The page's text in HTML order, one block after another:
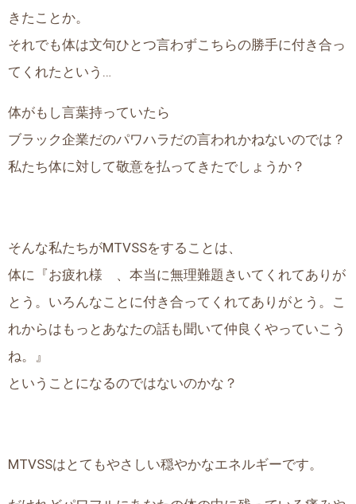
きたことか。
それでも体は文句ひとつ言わずこちらの勝手に付き合っ
てくれたという…
体がもし言葉持っていたら
ブラック企業だのパワハラだの言われかねないのでは？
私たち体に対して敬意を払ってきたでしょうか？
そんな私たちがMTVSSをすることは、
体に『お疲れ様 、本当に無理難題きいてくれてありが
とう。いろんなことに付き合ってくれてありがとう。こ
れからはもっとあなたの話も聞いて仲良くやっていこう
ね。』
ということになるのではないのかな？
MTVSSはとてもやさしい穏やかなエネルギーです。